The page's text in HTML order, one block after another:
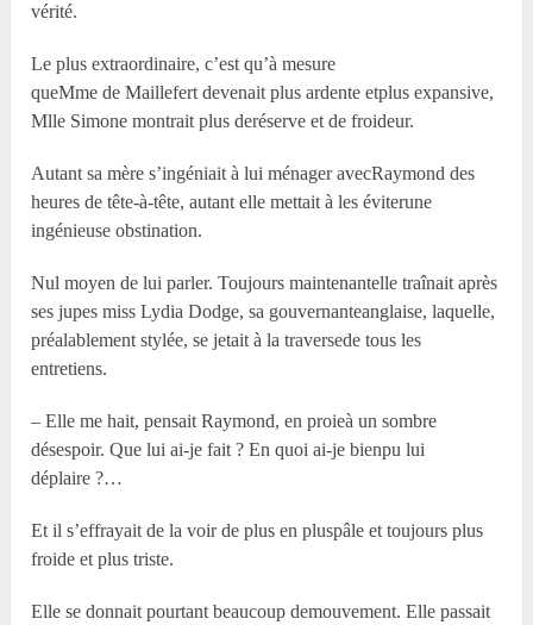
vérité.
Le plus extraordinaire, c’est qu’à mesure
queMme de Maillefert devenait plus ardente etplus expansive,
Mlle Simone montrait plus deréserve et de froideur.
Autant sa mère s’ingéniait à lui ménager avecRaymond des
heures de tête-à-tête, autant elle mettait à les éviterune
ingénieuse obstination.
Nul moyen de lui parler. Toujours maintenantelle traînait après
ses jupes miss Lydia Dodge, sa gouvernanteanglaise, laquelle,
préalablement stylée, se jetait à la traversede tous les
entretiens.
– Elle me hait, pensait Raymond, en proieà un sombre
désespoir. Que lui ai-je fait ? En quoi ai-je bienpu lui
déplaire ?…
Et il s’effrayait de la voir de plus en pluspâle et toujours plus
froide et plus triste.
Elle se donnait pourtant beaucoup demouvement. Elle passait